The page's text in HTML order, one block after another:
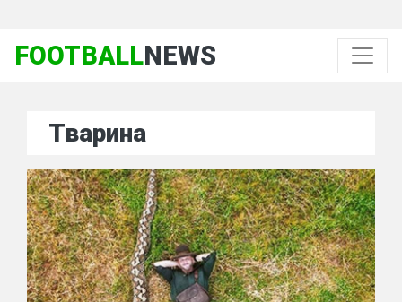
FOOTBALLNEWS
Тварина